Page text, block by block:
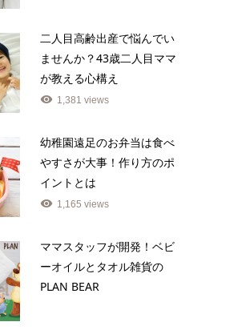
二人目高齢出産で悩んでい
ませんか？43歳二人目ママ
が教える心構え
1,381 views
幼稚園遠足のお弁当は食べ
やすさが大事！作り方のポ
イントとは
1,165 views
ママスタッフが開発！ベビ
ーオイルとタオル雑貨の
PLAN BEAR